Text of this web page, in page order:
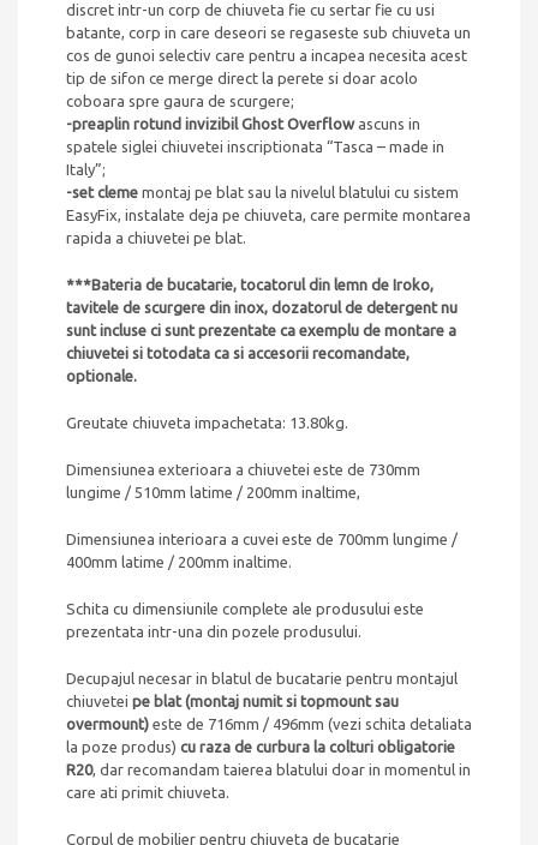
discret intr-un corp de chiuveta fie cu sertar fie cu usi
batante, corp in care deseori se regaseste sub chiuveta un
cos de gunoi selectiv care pentru a incapea necesita acest
tip de sifon ce merge direct la perete si doar acolo
coboara spre gaura de scurgere;
-preaplin rotund invizibil Ghost Overflowascuns in
spatele siglei chiuvetei inscriptionata “Tasca – made in
Italy”;
-set cleme montaj pe blat sau la nivelul blatului cu sistem
EasyFix, instalate deja pe chiuveta, care permite montarea
rapida a chiuvetei pe blat.
***Bateria de bucatarie, tocatorul din lemn de Iroko,
tavitele de scurgere din inox, dozatorul de detergent nu
sunt incluse ci sunt prezentate ca exemplu de montare a
chiuvetei si totodata ca si accesorii recomandate,
optionale.
Greutate chiuveta impachetata: 13.80kg.
Dimensiunea exterioara a chiuvetei este de 730mm
lungime / 510mm latime / 200mm inaltime,
Dimensiunea interioara a cuvei este de 700mm lungime /
400mm latime / 200mm inaltime.
Schita cu dimensiunile complete ale produsului este
prezentata intr-una din pozele produsului.
Decupajul necesar in blatul de bucatarie pentru montajul
chiuvetei pe blat (montaj numit si topmount sau
overmount) este de 716mm / 496mm (vezi schita detaliata
la poze produs) cu raza de curbura la colturi obligatorie
R20, dar recomandam taierea blatului doar in momentul in
care ati primit chiuveta.
Corpul de mobilier pentru chiuveta de bucatarie